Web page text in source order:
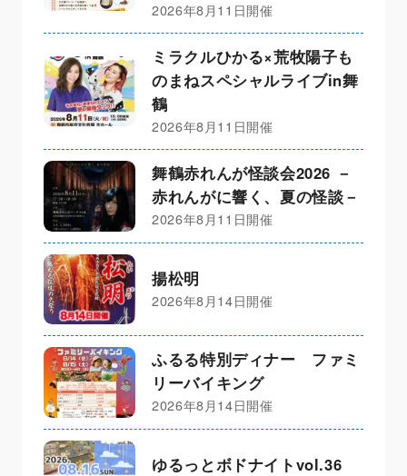
2026年8月11日開催
ミラクルひかる×荒牧陽子も
のまねスペシャルライブin舞
鶴
2026年8月11日開催
舞鶴赤れんが怪談会2026 －
赤れんがに響く、夏の怪談－
2026年8月11日開催
揚松明
2026年8月14日開催
ふるる特別ディナー ファミ
リーバイキング
2026年8月14日開催
ゆるっとボドナイトvol.36